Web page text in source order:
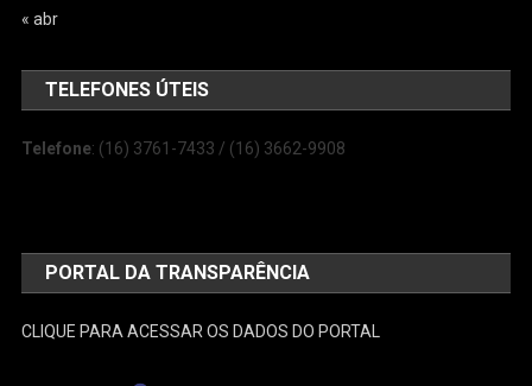
« abr
TELEFONES ÚTEIS
Telefone: (16) 3761-7433 / (16) 3662-9908
PORTAL DA TRANSPARÊNCIA
CLIQUE PARA ACESSAR OS DADOS DO PORTAL